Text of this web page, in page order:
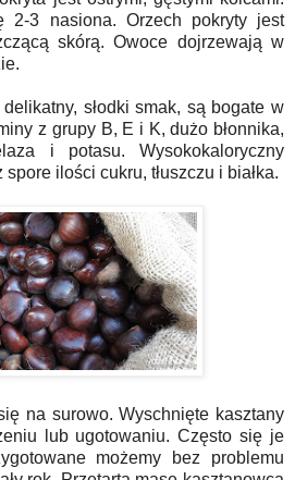
2-3 nasiona. Orzech pokryty jest
skórą. Owoce dojrzewają w
słodki smak, są bogate w
z grupy B, E i K, dużo błonnika,
i potasu. Wysokokaloryczny
ilości cukru, tłuszczu i białka.
na surowo. Wyschnięte kasztany
lub ugotowaniu. Często się je
możemy bez problemu